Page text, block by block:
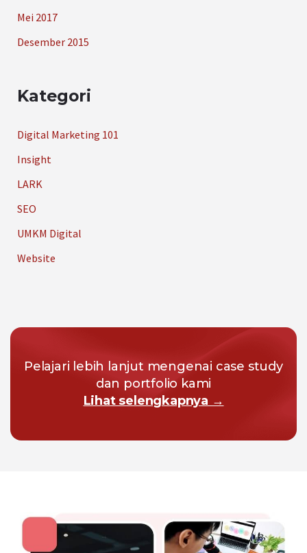
Mei 2017
Desember 2015
Kategori
Digital Marketing 101
Insight
LARK
SEO
UMKM Digital
Website
Pelajari lebih lanjut mengenai case study
dan portfolio kami
Lihat selengkapnya →